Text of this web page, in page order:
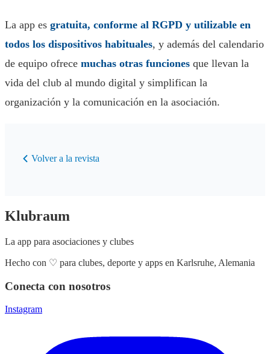
La app es gratuita, conforme al RGPD y utilizable en
todos los dispositivos habituales, y además del calendario
de equipo ofrece muchas otras funciones que llevan la
vida del club al mundo digital y simplifican la
organización y la comunicación en la asociación.
Volver a la revista
Klubraum
La app para asociaciones y clubes
Hecho con ♡ para clubes, deporte y apps en Karlsruhe, Alemania
Conecta con nosotros
Instagram